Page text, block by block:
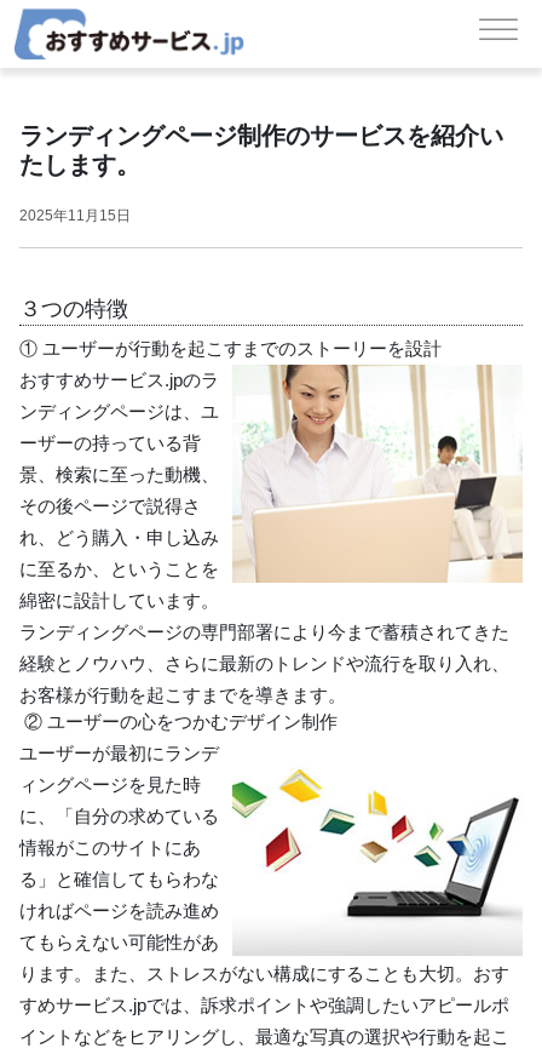
メインナビゲーション
ランディングページ制作のサービスを紹介い
たします。
2025年11月15日
３つの特徴
① ユーザーが行動を起こすまでのストーリーを設計
おすすめサービス.jpのラ
ンディングページは、ユ
ーザーの持っている背
景、検索に至った動機、
その後ページで説得さ
れ、どう購入・申し込み
に至るか、ということを
綿密に設計しています。
ランディングページの専門部署により今まで蓄積されてきた
経験とノウハウ、さらに最新のトレンドや流行を取り入れ、
お客様が行動を起こすまでを導きます。
② ユーザーの心をつかむデザイン制作
ユーザーが最初にランデ
ィングページを見た時
に、「自分の求めている
情報がこのサイトにあ
る」と確信してもらわな
ければページを読み進め
てもらえない可能性があ
ります。また、ストレスがない構成にすることも大切。おす
すめサービス.jpでは、訴求ポイントや強調したいアピールポ
イントなどをヒアリングし、最適な写真の選択や行動を起こ